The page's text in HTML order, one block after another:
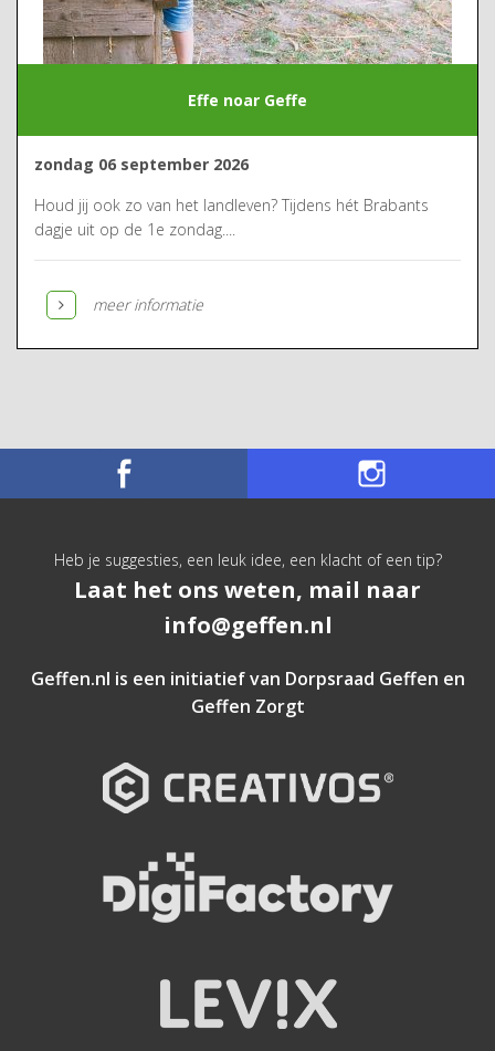
Effe noar Geffe
zondag 06 september 2026
Houd jij ook zo van het landleven? Tijdens hét Brabants
dagje uit op de 1e zondag....
meer informatie
Heb je suggesties, een leuk idee, een klacht of een tip?
Laat het ons weten, mail naar
info@geffen.nl
Geffen.nl is een initiatief van Dorpsraad Geffen en
Geffen Zorgt